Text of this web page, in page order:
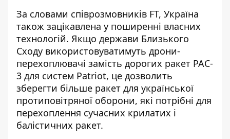
За словами співрозмовників FT, Україна
також зацікавлена у поширенні власних
технологій. Якщо держави Близького
Сходу використовуватимуть дрони-
перехоплювачі замість дорогих ракет PAC-
3 для систем Patriot, це дозволить
зберегти більше ракет для української
протиповітряної оборони, які потрібні для
перехоплення сучасних крилатих і
балістичних ракет.